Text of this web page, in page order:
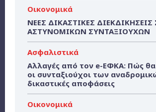
Οικονομικά
ΝΕΕΣ ΔΙΚΑΣΤΙΚΕΣ
ΑΣΤΥΝΟΜΙΚΩΝ ΣΥΝΤΑΞΙΟΥΧΩΝ
Ασφαλιστικά
Αλλαγές από τον e-ΕΦΚΑ: Πώς
οι συνταξιούχοι των
δικαστικές αποφάσεις
Οικονομικά